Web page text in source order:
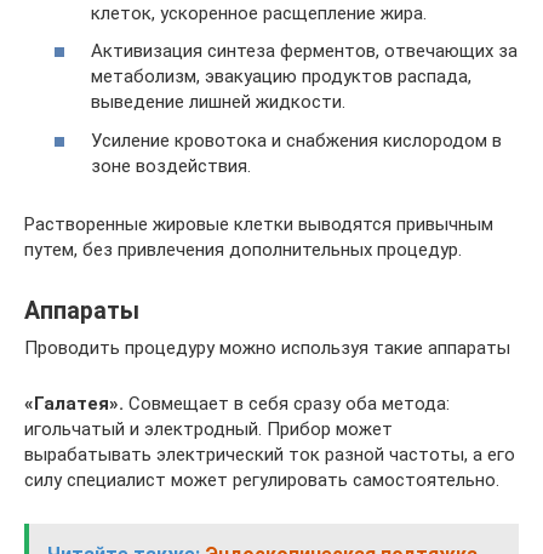
клеток, ускоренное расщепление жира.
Активизация синтеза ферментов, отвечающих за
метаболизм, эвакуацию продуктов распада,
выведение лишней жидкости.
Усиление кровотока и снабжения кислородом в
зоне воздействия.
Растворенные жировые клетки выводятся привычным
путем, без привлечения дополнительных процедур.
Аппараты
Проводить процедуру можно используя такие аппараты
«Галатея». Совмещает в себя сразу оба метода:
игольчатый и электродный. Прибор может
вырабатывать электрический ток разной частоты, а его
силу специалист может регулировать самостоятельно.